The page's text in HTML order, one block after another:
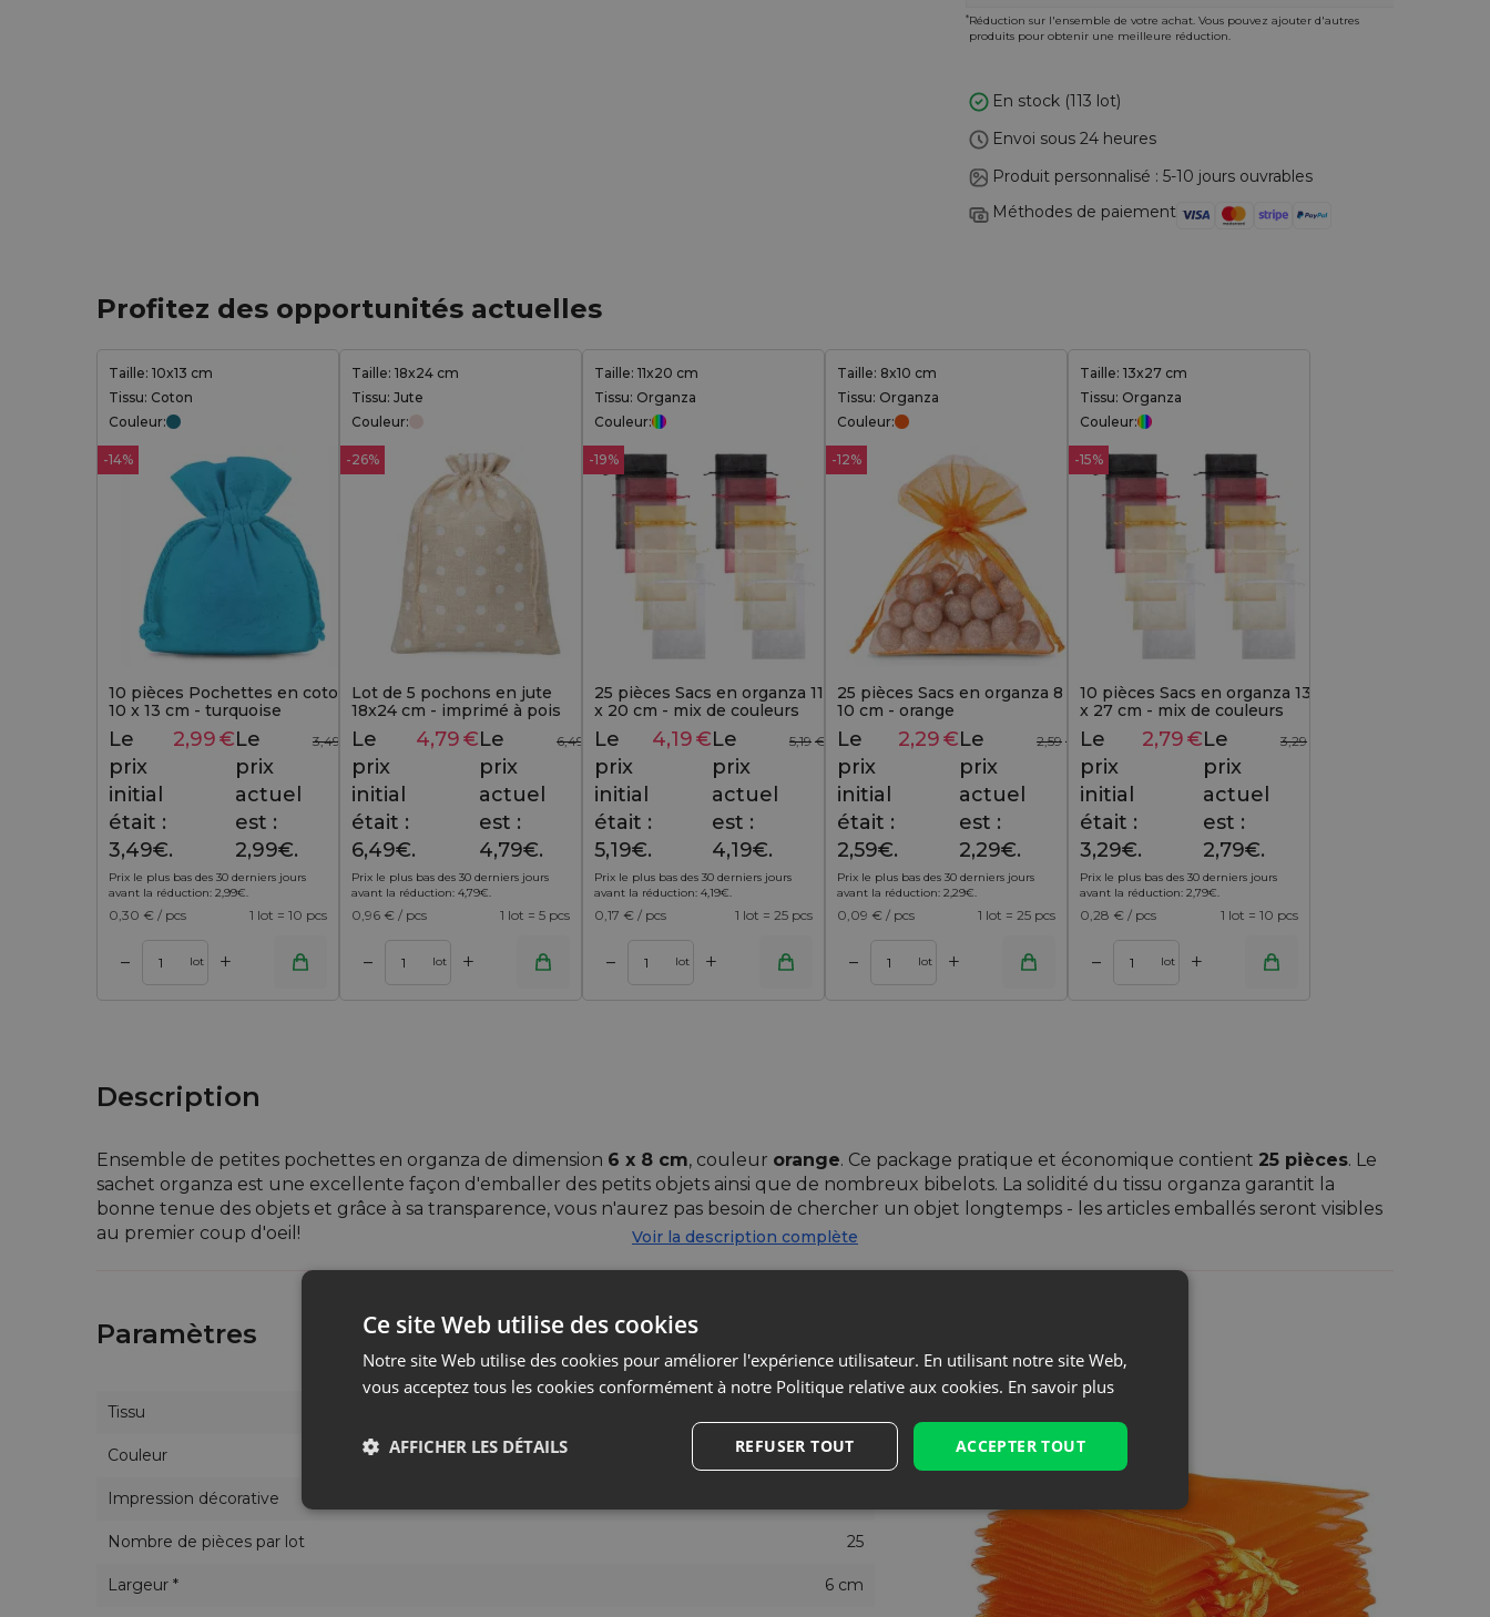
*Réduction sur l'ensemble de votre achat. Vous pouvez ajouter d'autres
produits pour obtenir une meilleure réduction.
En stock (113 lot)
Envoi sous 24 heures
Produit personnalisé : 5-10 jours ouvrables
Méthodes de paiement
Profitez des opportunités actuelles
Taille: 10x13 cm
Tissu: Coton
Couleur:
-14%
10 pièces Pochettes en coton
10 x 13 cm - turquoise
3,49
Le
prix
initial
était :
3,49€.
2,99€Le
prix
actuel
est :
2,99€.
Prix le plus bas des 30 derniers jours
avant la réduction: 2,99€.
0,30 € / pcs 1 lot = 10 pcs
– lot +
Taille: 18x24 cm
Tissu: Jute
Couleur:
-26%
Lot de 5 pochons en jute
18x24 cm - imprimé à pois
blancs et finition décorative
6,49 €
Le
prix
initial
était :
6,49€.
4,79€Le
prix
actuel
est :
4,79€.
Prix le plus bas des 30 derniers jours
avant la réduction: 4,79€.
0,96 € / pcs 1 lot = 5 pcs
– lot +
Taille: 11x20 cm
Tissu: Organza
Couleur:
-19%
25 pièces Sacs en organza 11
x 20 cm - mix de couleurs
5,19 €
Le
prix
initial
était :
5,19€.
4,19€Le
prix
actuel
est :
4,19€.
Prix le plus bas des 30 derniers jours
avant la réduction: 4,19€.
0,17 € / pcs 1 lot = 25 pcs
– lot +
Ajouter au panier
Taille: 8x10 cm
Tissu: Organza
Couleur:
-12%
25 pièces Sacs en organza 8 x
10 cm - orange
2,59 €
Le
prix
initial
était :
2,59€.
2,29€Le
prix
actuel
est :
2,29€.
Prix le plus bas des 30 derniers jours
avant la réduction: 2,29€.
0,09 € / pcs 1 lot = 25 pcs
– lot +
Ajouter au panier
Taille: 13x27 cm
Tissu: Organza
Couleur:
-15%
10 pièces Sacs en organza 13
x 27 cm - mix de couleurs
3,29
Le
prix
initial
était :
3,29€.
2,79€Le
prix
actuel
est :
2,79€.
Prix le plus bas des 30 derniers jours
avant la réduction: 2,79€.
0,28 € / pcs 1 lot = 10 pcs
– lot +
Ajouter au panier
Description
Ensemble de petites pochettes en organza de dimension 6 x 8 cm, couleur orange. Ce package pratique et économique contient 25 pièces. Le
sachet organza est une excellente façon d'emballer des petits objets ainsi que de nombreux bibelots. La solidité du tissu organza garantit la
bonne tenue des objets et grâce à sa transparence, vous n'aurez pas besoin de chercher un objet longtemps - les articles emballés seront visibles
au premier coup d'oeil!
Ces sachets en organza sont multifonctionnels: ils sont excellents pour la garde de petits objets, mais aussi une source d'odeurs agréables - vous
Voir la description complète
Paramètres
Tissu
Couleur Orange
Impression décorative
Nombre de pièces par lot 25
Largeur * 6 cm
Ce site Web utilise des cookies
Notre site Web utilise des cookies pour améliorer l'expérience utilisateur. En utilisant notre site Web,
vous acceptez tous les cookies conformément à notre Politique relative aux cookies. En savoir plus
ACCEPTER TOUT
REFUSER TOUT
AFFICHER LES DÉTAILS